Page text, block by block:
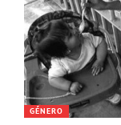
GÉNERO